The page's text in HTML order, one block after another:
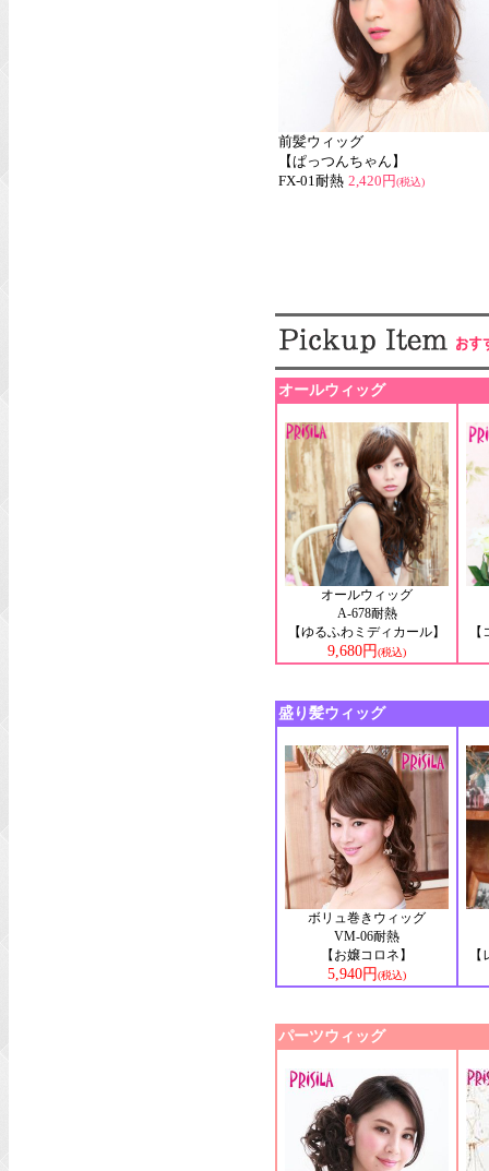
前髪ウィッグ
【ぱっつんちゃん】
FX-01耐熱 2,420円(税込)
オールウィッグ
オールウィッグ
A-678耐熱
【ゆるふわミディカール】
9,680円(税込)
盛り髪ウィッグ
ボリュ巻きウィッグ
VM-06耐熱
【お嬢コロネ】
5,940円(税込)
パーツウィッグ